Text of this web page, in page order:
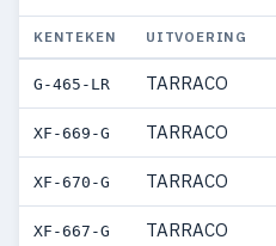
KENTEKEN UITVOERING
G-465-LR TARRACO
XF-669-G TARRACO
XF-670-G TARRACO
XF-667-G TARRACO